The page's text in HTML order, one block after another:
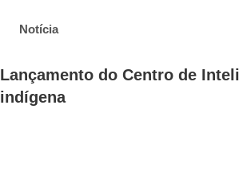
Notícia
Lançamento do Centro de
indígena